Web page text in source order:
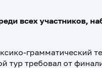
всех участников,
грамматический
тур требовал от